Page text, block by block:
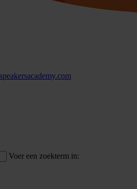
Voer een zoekterm in: